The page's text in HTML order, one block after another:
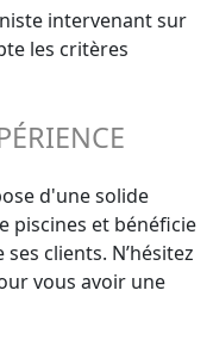
intervenant sur
les critères
d'une solide
piscines et bénéficie
clients. N’hésitez
vous avoir une